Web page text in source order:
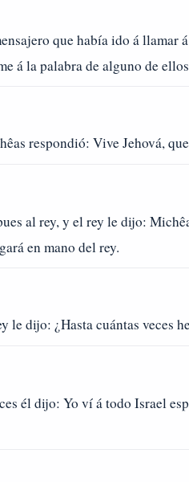
que había ido á llamar
á la palabra de alguno de
respondió: Vive Jehová,
al rey, y el rey le dijo:
en mano del rey.
le dijo: ¿Hasta cuántas veces
él dijo: Yo ví á todo Israel